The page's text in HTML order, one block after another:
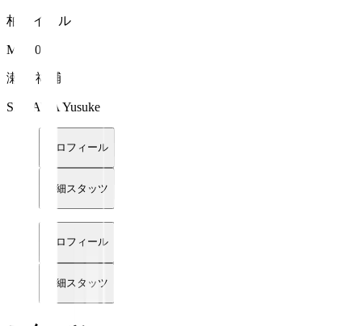
柏レイソル
MF 20
瀬川 祐輔
SEGAWA Yusuke
プロフィール
詳細スタッツ
プロフィール
詳細スタッツ